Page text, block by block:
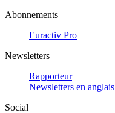
Abonnements
Euractiv Pro
Newsletters
Rapporteur
Newsletters en anglais
Social